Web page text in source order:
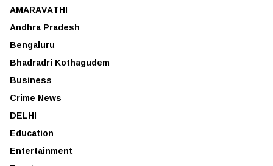
AMARAVATHI
Andhra Pradesh
Bengaluru
Bhadradri Kothagudem
Business
Crime News
DELHI
Education
Entertainment